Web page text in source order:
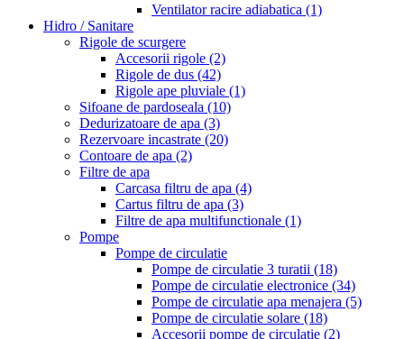
Ventilator racire adiabatica (1)
Hidro / Sanitare
Rigole de scurgere
Accesorii rigole (2)
Rigole de dus (42)
Rigole ape pluviale (1)
Sifoane de pardoseala (10)
Dedurizatoare de apa (3)
Rezervoare incastrate (20)
Contoare de apa (2)
Filtre de apa
Carcasa filtru de apa (4)
Cartus filtru de apa (3)
Filtre de apa multifunctionale (1)
Pompe
Pompe de circulatie
Pompe de circulatie 3 turatii (18)
Pompe de circulatie electronice (34)
Pompe de circulatie apa menajera (5)
Pompe de circulatie solare (18)
Accesorii pompe de circulatie (2)